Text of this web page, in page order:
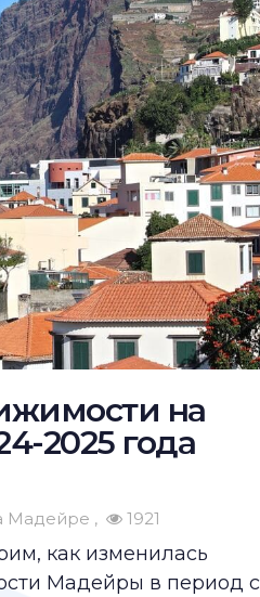
на
2025 года
Мадейре 1921
как изменилась
Мадейры в период с